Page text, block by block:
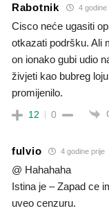
Rabotnik 4 godine
Cisco neće ugasiti
otkazati podršku. Ali
on ionako gubi udio
živjeti kao bubreg
promijenilo.
12 0
fulvio 4 godine prije
@ Hahahaha
Istina je – Zapad ce
uveo cenzuru.